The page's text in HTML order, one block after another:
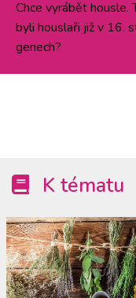
Chce vyrábět housle.
byli houslaři již v 16.
genech?
K tématu